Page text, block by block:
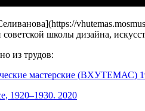
школы дизайна,
из трудов:
мастерские (ВХУТЕМАС)
1920–1930. 2020